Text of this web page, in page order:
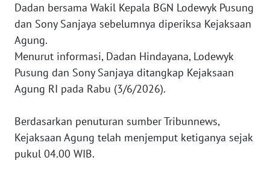
Dadan bersama Wakil Kepala BGN Lodewyk Pusung
dan Sony Sanjaya sebelumnya diperiksa Kejaksaan
Agung.
Menurut informasi, Dadan Hindayana, Lodewyk
Pusung dan Sony Sanjaya ditangkap Kejaksaan
Agung RI pada Rabu (3/6/2026).
Berdasarkan penuturan sumber Tribunnews,
Kejaksaan Agung telah menjemput ketiganya sejak
pukul 04.00 WIB.
WN
KEPRI
WN
PAPUA
PAPUA
BARAT